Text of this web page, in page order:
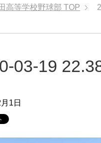
高等学校野球部 TOP
03-19
1日